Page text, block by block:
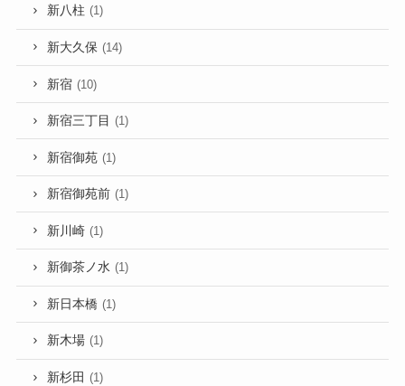
新八柱 (1)
新大久保 (14)
新宿 (10)
新宿三丁目 (1)
新宿御苑 (1)
新宿御苑前 (1)
新川崎 (1)
新御茶ノ水 (1)
新日本橋 (1)
新木場 (1)
新杉田 (1)